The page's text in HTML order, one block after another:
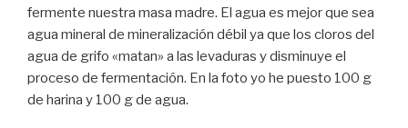
fermente nuestra masa madre. El agua es mejor que sea
agua mineral de mineralización débil ya que los cloros del
agua de grifo «matan» a las levaduras y disminuye el
proceso de fermentación. En la foto yo he puesto 100 g
de harina y 100 g de agua.